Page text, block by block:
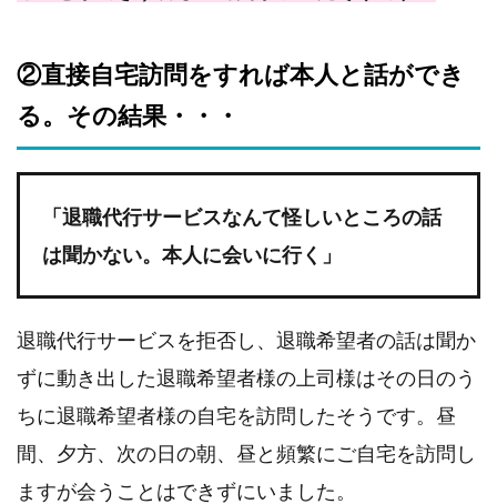
②直接自宅訪問をすれば本人と話ができ
る。その結果・・・
「退職代行サービスなんて怪しいところの話
は聞かない。本人に会いに行く」
退職代行サービスを拒否し、退職希望者の話は聞か
ずに動き出した退職希望者様の上司様はその日のう
ちに退職希望者様の自宅を訪問したそうです。昼
間、夕方、次の日の朝、昼と頻繁にご自宅を訪問し
ますが会うことはできずにいました。